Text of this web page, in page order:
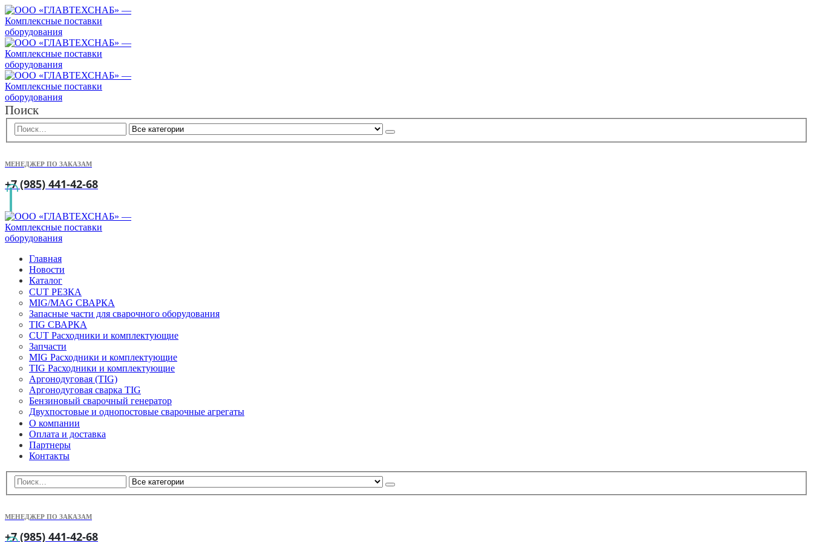
Поиск
МЕНЕДЖЕР ПО ЗАКАЗАМ
+7 (985) 441-42-68
Главная
Новости
Каталог
CUT РЕЗКА
MIG/MAG СВАРКА
Запасные части для сварочного оборудования
TIG СВАРКА
CUT Расходники и комплектующие
Запчасти
MIG Расходники и комплектующие
TIG Расходники и комплектующие
Аргонодуговая (TIG)
Аргонодуговая сварка TIG
Бензиновый сварочный генератор
Двухпостовые и однопостовые сварочные агрегаты
О компании
Оплата и доставка
Партнеры
Контакты
МЕНЕДЖЕР ПО ЗАКАЗАМ
+7 (985) 441-42-68